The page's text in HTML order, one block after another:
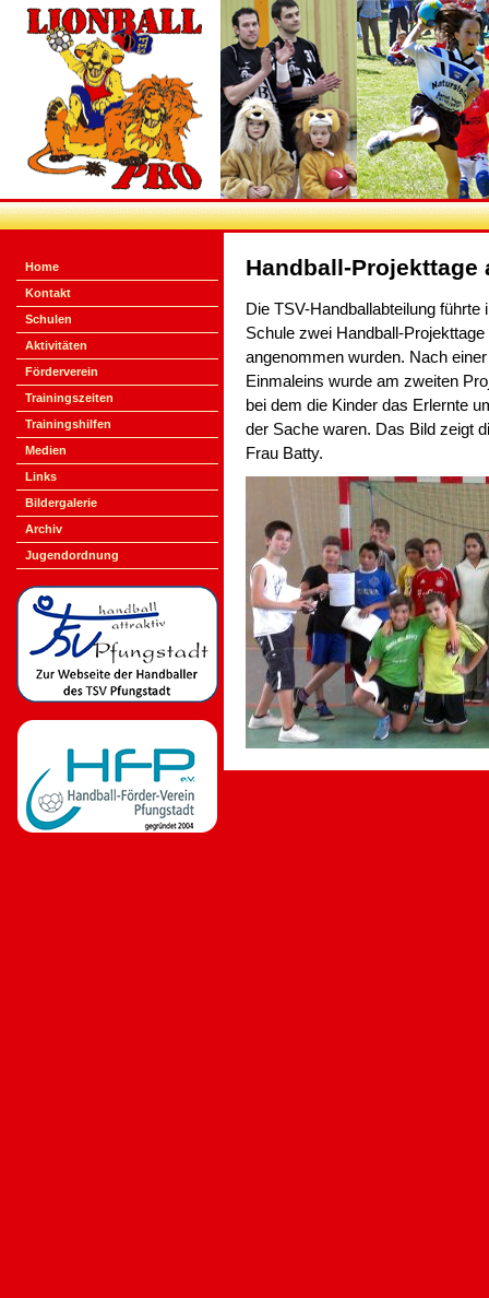
Home
Kontakt
Schulen
Aktivitäten
Förderverein
Trainingszeiten
Trainingshilfen
Medien
Links
Bildergalerie
Archiv
Jugendordnung
Handball-Projekttage
Die TSV-Handballabteilung
Schule zwei Handball-
angenommen wurden. Nach
Einmaleins wurde am zweiten
bei dem die Kinder das Erlernte
der Sache waren. Das Bild zeigt
Frau Batty.